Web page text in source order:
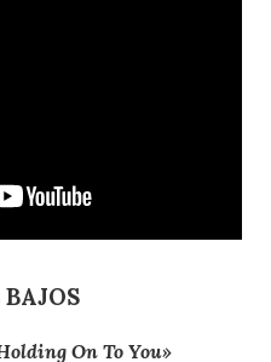
BAJOS
On To You»